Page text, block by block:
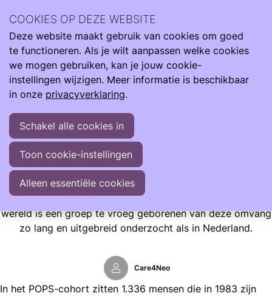
Zoeken
om je te ondersteunen als je kind te vroeg, te licht en ziek
geboren wordt.
Opgroeien
40 jaar POPS: Wat doet vroeggeboorte met je op lange termijn?
40 jaar POPS: Wat doet vroeggeboorte met je op lange
Sinds 1983 doet TNO middels het POPS-cohort onderzoek
naar de ontwikkeling en gezondheid van bijna alle
kinderen die dat jaar te vroeg zijn geboren in Nederland.
Het POPS-cohort (Project On Preterm and Small for
gestational age infants) is uniek en nergens anders ter
wereld is een groep te vroeg geborenen van deze omvang
zo lang en uitgebreid onderzocht als in Nederland.
Care4Neo
In het POPS-cohort zitten 1.336 mensen die in 1983 zijn
COOKIES OP DEZE WEBSITE
Deze website maakt gebruik van cookies om goed
te functioneren. Als je wilt aanpassen welke cookies
we mogen gebruiken, kan je jouw cookie-
instellingen wijzigen. Meer informatie is beschikbaar
in onze privacyverklaring.
Schakel alle cookies in
Toon cookie-instellingen
Alleen essentiële cookies